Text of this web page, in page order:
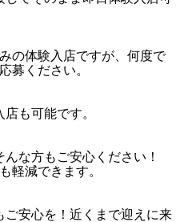
の体験入店ですが、何度で
募ください。
も可能です。
な方もご安心ください！
軽減できます。
ご安心を！近くまで迎えに来